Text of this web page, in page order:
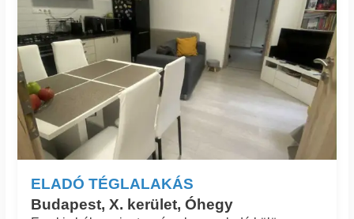
ELADÓ TÉGLALAKÁS
Budapest, X. kerület, Óhegy